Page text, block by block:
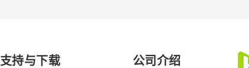
支持与下载 公司介绍